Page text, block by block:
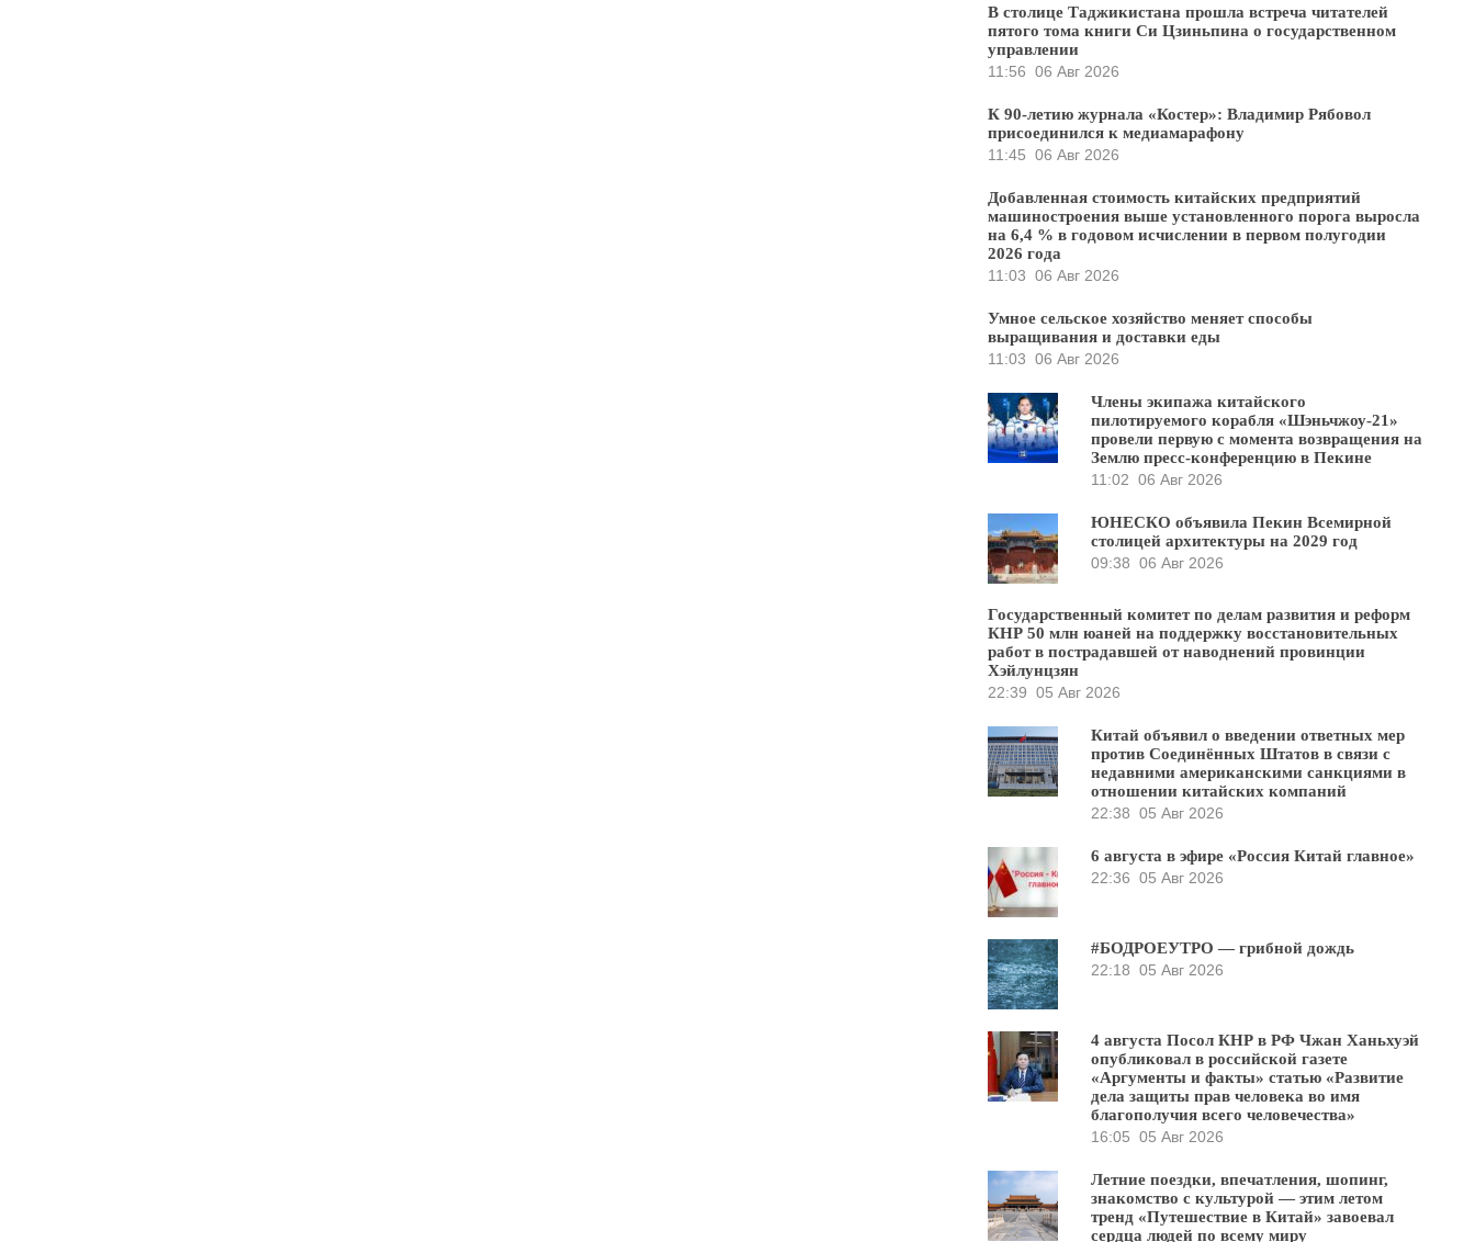
В столице Таджикистана прошла встреча читателей
пятого тома книги Си Цзиньпина о государственном
управлении
11:56 06 Авг 2026
К 90-летию журнала «Костер»: Владимир Рябовол
присоединился к медиамарафону
11:45 06 Авг 2026
Добавленная стоимость китайских предприятий
машиностроения выше установленного порога выросла
на 6,4 % в годовом исчислении в первом полугодии
2026 года
11:03 06 Авг 2026
Умное сельское хозяйство меняет способы
выращивания и доставки еды
11:03 06 Авг 2026
Члены экипажа китайского
пилотируемого корабля «Шэньчжоу-21»
провели первую с момента возвращения на
Землю пресс-конференцию в Пекине
11:02 06 Авг 2026
ЮНЕСКО объявила Пекин Всемирной
столицей архитектуры на 2029 год
09:38 06 Авг 2026
Государственный комитет по делам развития и реформ
КНР 50 млн юаней на поддержку восстановительных
работ в пострадавшей от наводнений провинции
Хэйлунцзян
22:39 05 Авг 2026
Китай объявил о введении ответных мер
против Соединённых Штатов в связи с
недавними американскими санкциями в
отношении китайских компаний
22:38 05 Авг 2026
6 августа в эфире «Россия Китай главное»
22:36 05 Авг 2026
#БОДРОЕУТРО — грибной дождь
22:18 05 Авг 2026
4 августа Посол КНР в РФ Чжан Ханьхуэй
опубликовал в российской газете
«Аргументы и факты» статью «Развитие
дела защиты прав человека во имя
благополучия всего человечества»
16:05 05 Авг 2026
Летние поездки, впечатления, шопинг,
знакомство с культурой — этим летом
тренд «Путешествие в Китай» завоевал
сердца людей по всему миру